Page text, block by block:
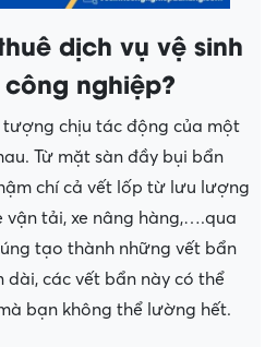
dịch vụ vệ sinh
nghiệp?
tượng chịu tác động của một
Từ mặt sàn đầy bụi bẩn
chí cả vết lốp từ lưu lượng
vận tải, xe nâng hàng,….qua
tạo thành những vết bẩn
dài, các vết bẩn này có thể
bạn không thể lường hết.